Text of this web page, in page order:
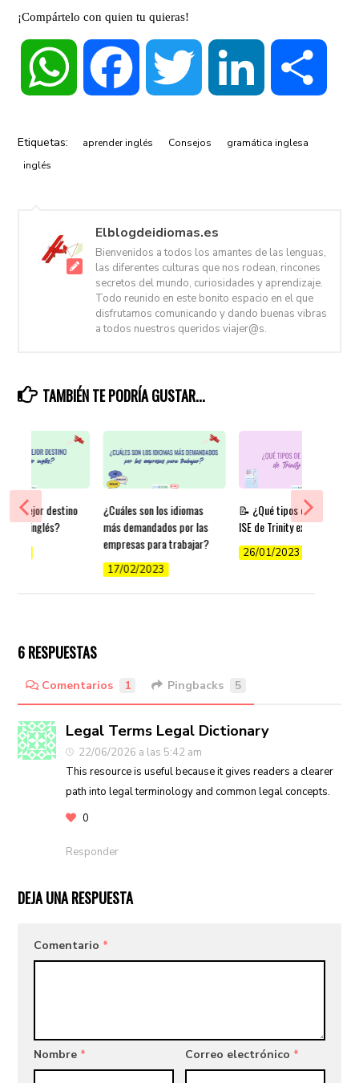
¡Compártelo con quien tu quieras!
WhatsApp Facebook Twitter LinkedIn
Etiquetas: aprender inglés Consejos
gramática inglesa
inglés
Elblogdeidiomas.es
Bienvenidos a todos los amantes de las lenguas,
las diferentes culturas que nos rodean, rincones
secretos del mundo, curiosidades y aprendizaje.
Todo reunido en este bonito espacio en el que
disfrutamos comunicando y dando buenas vibras
a todos nuestros queridos viajer@s.
TAMBIÉN TE PODRÍA GUSTAR...
¿Cuáles son los idiomas
más demandados por las
empresas para trabajar?
17/02/2023
📝 ¿Qué tipos de exámenes
ISE de Trinity existen?
26/01/2023
el mejor destino
inglés?
6 RESPUESTAS
Comentarios 1 Pingbacks 5
Legal Terms Legal Dictionary
22/06/2026 a las 5:42 am
This resource is useful because it gives readers a clearer
path into legal terminology and common legal concepts.
0
Responder
DEJA UNA RESPUESTA
Comentario *
Nombre * Correo electrónico *